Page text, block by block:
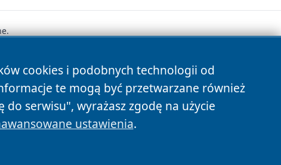
cookies i podobnych technologii od
te mogą być przetwarzane również
serwisu", wyrażasz zgodę na użycie
ustawienia.